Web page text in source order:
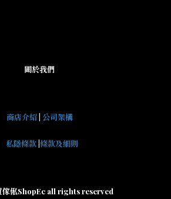
關於我們
商店介紹| 公司架構
私隱條款 條款及細則
俬ShopEc all rights reserved